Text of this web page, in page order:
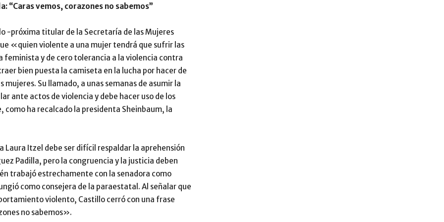
“Caras vemos, corazones no sabemos”
-próxima titular de la Secretaría de las Mujeres
«quien violente a una mujer tendrá que sufrir las
feminista y de cero tolerancia a la violencia contra
bien puesta la camiseta en la lucha por hacer de
Su llamado, a unas semanas de asumir la
ante actos de violencia y debe hacer uso de los
ha recalcado la presidenta Sheinbaum, la
Laura Itzel debe ser difícil respaldar la aprehensión
Padilla, pero la congruencia y la justicia deben
trabajó estrechamente con la senadora como
como consejera de la paraestatal. Al señalar que
violento, Castillo cerró con una frase
no sabemos».